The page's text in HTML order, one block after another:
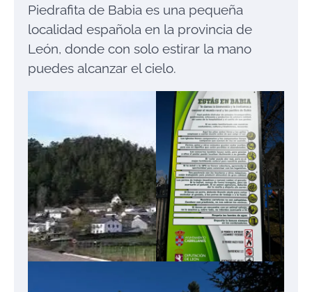
Piedrafita de Babia es una pequeña
localidad española en la provincia de
León, donde con solo estirar la mano
puedes alcanzar el cielo.